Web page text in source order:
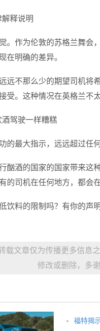
释说明
。作为伦敦的苏格兰舞会
在明确的差异。
远不那么少的期望司机将
受。这种情况在英格兰不
酒驾驶一样糟糕
的最大指示，远远超过任
酗酒的国家的国家带来这
的司机在任何地方，都会
饮料的限制吗？有你的声
载文章仅为传播更多信息
修改或删除，多谢
福特揭